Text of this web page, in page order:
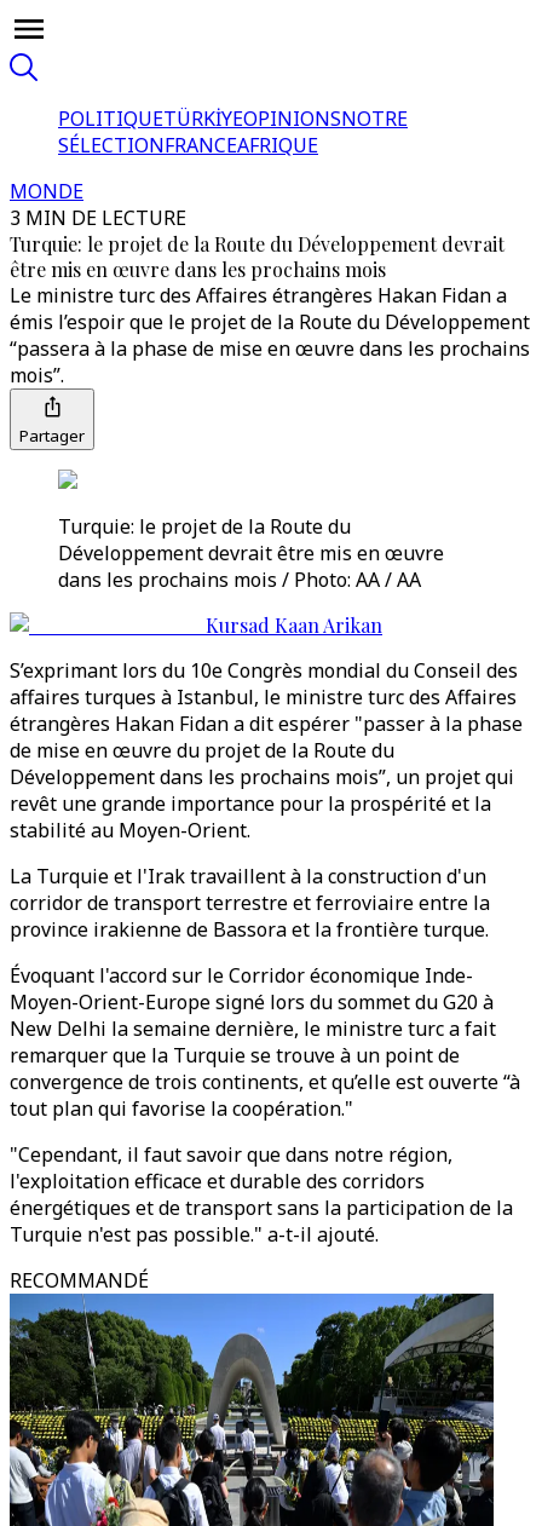
POLITIQUETÜRKİYEOPINIONSNOTRE
SÉLECTIONFRANCEAFRIQUE
MONDE
3 MIN DE LECTURE
Turquie: le projet de la Route du Développement devrait
être mis en œuvre dans les prochains mois
Le ministre turc des Affaires étrangères Hakan Fidan a
émis l’espoir que le projet de la Route du Développement
“passera à la phase de mise en œuvre dans les prochains
mois”.
Partager
Turquie: le projet de la Route du
Développement devrait être mis en œuvre
dans les prochains mois / Photo: AA / AA
Kursad Kaan Arikan
S’exprimant lors du 10e Congrès mondial du Conseil des
affaires turques à Istanbul, le ministre turc des Affaires
étrangères Hakan Fidan a dit espérer "passer à la phase
de mise en œuvre du projet de la Route du
Développement dans les prochains mois”, un projet qui
revêt une grande importance pour la prospérité et la
stabilité au Moyen-Orient.
La Turquie et l'Irak travaillent à la construction d'un
corridor de transport terrestre et ferroviaire entre la
province irakienne de Bassora et la frontière turque.
Évoquant l'accord sur le Corridor économique Inde-
Moyen-Orient-Europe signé lors du sommet du G20 à
New Delhi la semaine dernière, le ministre turc a fait
remarquer que la Turquie se trouve à un point de
convergence de trois continents, et qu’elle est ouverte “à
tout plan qui favorise la coopération."
"Cependant, il faut savoir que dans notre région,
l'exploitation efficace et durable des corridors
énergétiques et de transport sans la participation de la
Turquie n'est pas possible." a-t-il ajouté.
RECOMMANDÉ